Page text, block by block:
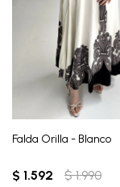
Falda Orilla - Blanco
$ 1.592 $ 1.990